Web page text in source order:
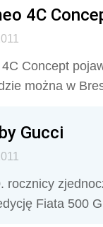
4C
Concept
można w
Gucci
rocznicy
Fiata 500